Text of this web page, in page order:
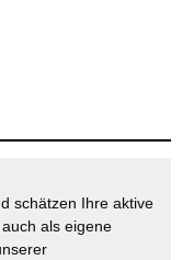
schätzen Ihre aktive
als eigene